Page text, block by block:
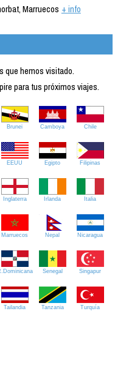
Marruecos + info
que hemos visitado.
para tus próximos viajes.
Brunei Camboya Chile
EEUU Egipto Filipinas
Inglaterra Irlanda Italia
Marruecos Nepal Nicaragua
Senegal Singapur
Tailandia Tanzania Turquía